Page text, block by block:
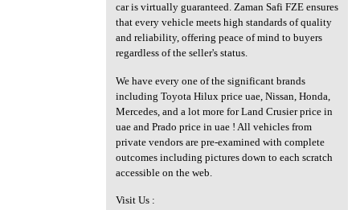
car is virtually guaranteed. Zaman Safi FZE ensures
that every vehicle meets high standards of quality
and reliability, offering peace of mind to buyers
regardless of the seller's status.
We have every one of the significant brands
including Toyota Hilux price uae, Nissan, Honda,
Mercedes, and a lot more for Land Crusier price in
uae and Prado price in uae ! All vehicles from
private vendors are pre-examined with complete
outcomes including pictures down to each scratch
accessible on the web.
Visit Us :